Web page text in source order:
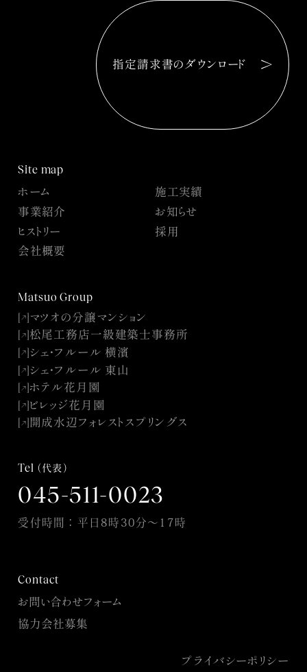
指定請求書のダウンロード
Site map
ホーム
施工実績
事業紹介
お知らせ
ヒストリー
採用
会社概要
Matsuo Group
↓
↓
マツオの分譲マンション
↓ 松尾工務店一級建築士事務所
↓ シェ・フルール 横濱
↓
↓
シェ・フルール 東山
↓ ホテル花月園
↓
↓
ビレッジ花月園
↓ 開成水辺フォレストスプリングス
Tel （代表）
045-511-0023
受付時間：平日8時30分〜17時
Contact
お問い合わせフォーム
協力会社募集
プライバシーポリシー